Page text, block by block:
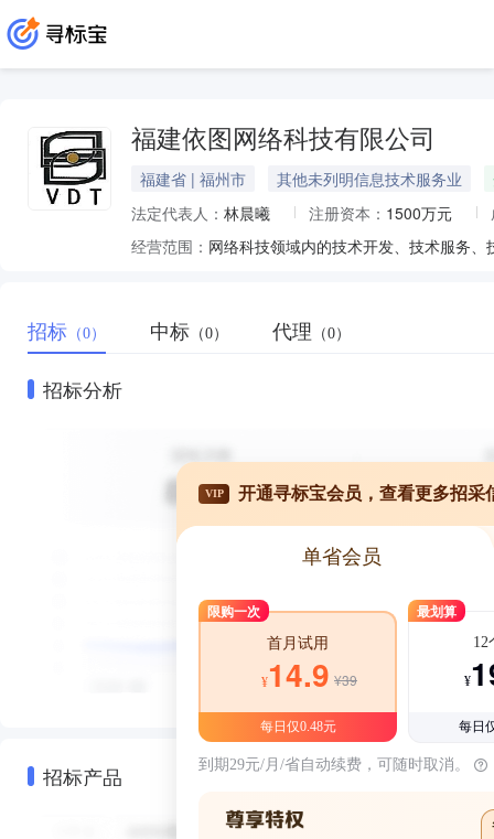
福建依图网络科技有限公司
福建省 | 福州市 其他未列明信息技术服务业
法定代表人： 林晨曦 注册资本： 1500万元
经营范围：
招标 （0） 中标 （0） 代理 （0）
招标分析
招标产品
VIP 开通寻标宝会员，查看更多招采
单省会员
限购一次
首月试用
¥14.9 ¥39
每日仅0.48元
最划算
12
¥
每日
到期29元/月/省自动续费，可随时取消。